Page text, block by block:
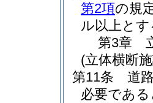
第2項の規
ル以上と
第3章
(立体横断
第11条
道
必要であ